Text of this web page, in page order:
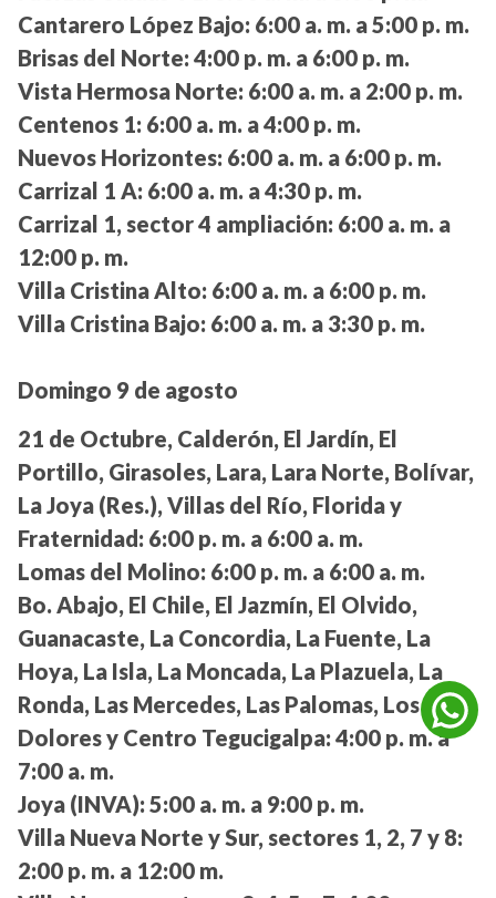
Cantarero López Bajo: 6:00 a. m. a 5:00 p. m.
Brisas del Norte: 4:00 p. m. a 6:00 p. m.
Vista Hermosa Norte: 6:00 a. m. a 2:00 p. m.
Centenos 1: 6:00 a. m. a 4:00 p. m.
Nuevos Horizontes: 6:00 a. m. a 6:00 p. m.
Carrizal 1 A: 6:00 a. m. a 4:30 p. m.
Carrizal 1, sector 4 ampliación: 6:00 a. m. a
12:00 p. m.
Villa Cristina Alto: 6:00 a. m. a 6:00 p. m.
Villa Cristina Bajo: 6:00 a. m. a 3:30 p. m.
Domingo 9 de agosto
21 de Octubre, Calderón, El Jardín, El
Portillo, Girasoles, Lara, Lara Norte, Bolívar,
La Joya (Res.), Villas del Río, Florida y
Fraternidad: 6:00 p. m. a 6:00 a. m.
Lomas del Molino: 6:00 p. m. a 6:00 a. m.
Bo. Abajo, El Chile, El Jazmín, El Olvido,
Guanacaste, La Concordia, La Fuente, La
Hoya, La Isla, La Moncada, La Plazuela, La
Ronda, Las Mercedes, Las Palomas, Los
Dolores y Centro Tegucigalpa: 4:00 p. m. a
7:00 a. m.
Joya (INVA): 5:00 a. m. a 9:00 p. m.
Villa Nueva Norte y Sur, sectores 1, 2, 7 y 8:
2:00 p. m. a 12:00 m.